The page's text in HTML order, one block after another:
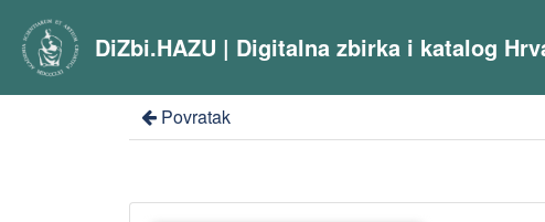
DiZbi.HAZU | Digitalna zbirka i katalog
Povratak